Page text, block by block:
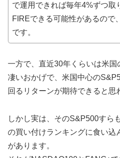
で運用できれば毎年4%ずつ取
FIREできる可能性があるので
です。
一方で、直近30年くらいは米
凄いおかげで、米国中心の
回るリターンが期待できると思
しかし実は、そのS&P500すら
の買い付けランキングに食い込
があります。